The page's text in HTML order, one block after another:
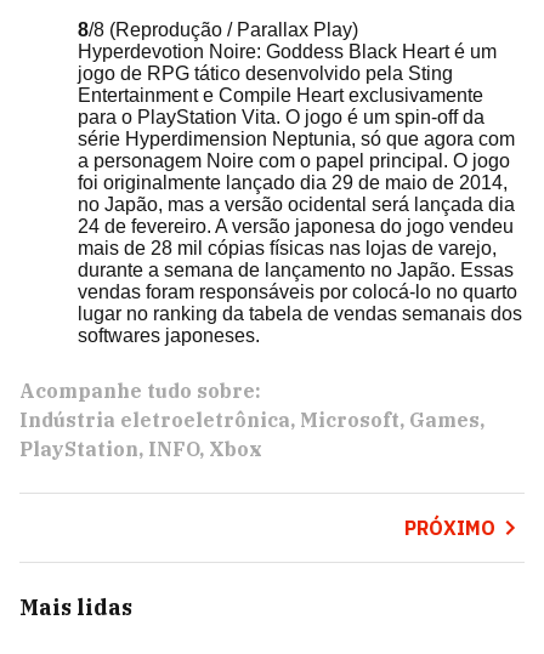
8/8 (Reprodução / Parallax Play)
Hyperdevotion Noire: Goddess Black Heart é um
jogo de RPG tático desenvolvido pela Sting
Entertainment e Compile Heart exclusivamente
para o PlayStation Vita. O jogo é um spin-off da
série Hyperdimension Neptunia, só que agora com
a personagem Noire com o papel principal. O jogo
foi originalmente lançado dia 29 de maio de 2014,
no Japão, mas a versão ocidental será lançada dia
24 de fevereiro. A versão japonesa do jogo vendeu
mais de 28 mil cópias físicas nas lojas de varejo,
durante a semana de lançamento no Japão. Essas
vendas foram responsáveis por colocá-lo no quarto
lugar no ranking da tabela de vendas semanais dos
softwares japoneses.
Acompanhe tudo sobre:
Indústria eletroeletrônica Microsoft Games
PlayStation INFO Xbox
PRÓXIMO
Mais lidas